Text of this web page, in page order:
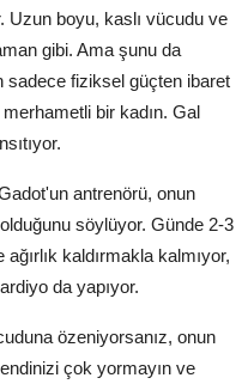
Uzun boyu, kaslı vücudu ve
gibi. Ama şunu da
sadece fiziksel güçten ibaret
bir kadın. Gal
antrenörü, onun
söylüyor. Günde 2-3
kaldırmakla kalmıyor,
da yapıyor.
özeniyorsanız, onun
çok yormayın ve